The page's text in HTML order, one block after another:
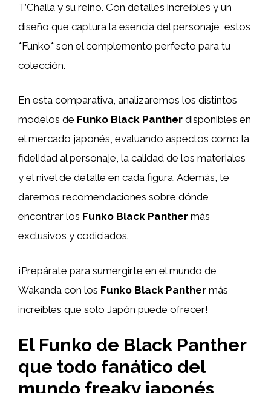
T’Challa y su reino. Con detalles increíbles y un
diseño que captura la esencia del personaje, estos
*Funko* son el complemento perfecto para tu
colección.
En esta comparativa, analizaremos los distintos
modelos de Funko Black Panther disponibles en
el mercado japonés, evaluando aspectos como la
fidelidad al personaje, la calidad de los materiales
y el nivel de detalle en cada figura. Además, te
daremos recomendaciones sobre dónde
encontrar los Funko Black Panther más
exclusivos y codiciados.
¡Prepárate para sumergirte en el mundo de
Wakanda con los Funko Black Panther más
increíbles que solo Japón puede ofrecer!
El Funko de Black Panther
que todo fanático del
mundo freaky japonés